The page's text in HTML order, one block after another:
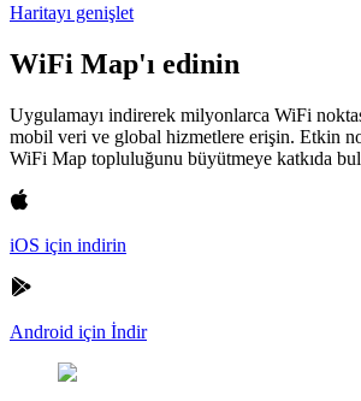
Haritayı genişlet
WiFi Map'ı edinin
Uygulamayı indirerek milyonlarca WiFi
mobil veri ve global hizmetlere erişin. Etkin
WiFi Map topluluğunu büyütmeye katkıda
iOS için indirin
Android için İndir